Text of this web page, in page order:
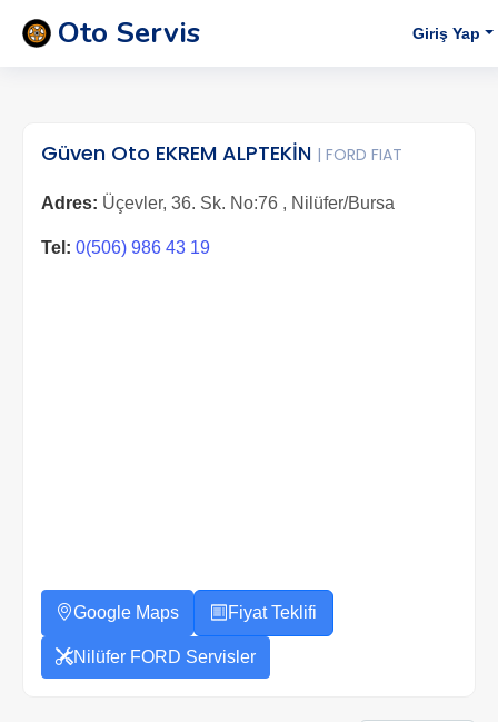
Oto Servis Giriş Yap
Güven Oto EKREM ALPTEKİN | FORD FIAT
Adres: Üçevler, 36. Sk. No:76 , Nilüfer/Bursa
Tel: 0(506) 986 43 19
Google Maps Fiyat Teklifi
Nilüfer FORD Servisler